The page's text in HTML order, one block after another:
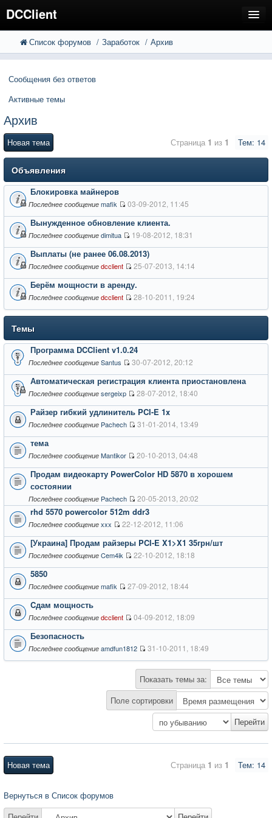
DCClient
FAQ
Расширенный поиск
Список форумов Заработок Архив
Сообщения без ответов
Активные темы
Архив
Новая тема Тем: 14
Страница 1 из 1
Объявления
Блокировка майнеров
Последнее сообщение mafik 03-09-2012, 11:45
Вынужденное обновление клиента.
Последнее сообщение dimitua 19-08-2012, 18:31
Выплаты (не ранее 06.08.2013)
Последнее сообщение dcclient 25-07-2013, 14:14
Берём мощности в аренду.
Последнее сообщение dcclient 28-10-2011, 19:24
Темы
Программа DCClient v1.0.24
Последнее сообщение Santus 30-07-2012, 20:12
Автоматическая регистрация клиента приостановлена
Последнее сообщение sergeixp 28-07-2012, 18:40
Райзер гибкий удлинитель PCI-E 1x
Последнее сообщение Pachech 31-01-2014, 13:49
тема
Последнее сообщение Mantikor 20-10-2013, 04:48
Продам видеокарту PowerColor HD 5870 в хорошем
состоянии
Последнее сообщение Pachech 20-05-2013, 20:02
rhd 5570 powercolor 512m ddr3
Последнее сообщение xxx 22-12-2012, 11:06
[Украина] Продам райзеры PCI-E X1>X1 35грн/шт
Последнее сообщение Cem4ik 22-10-2012, 18:18
5850
Последнее сообщение mafik 27-09-2012, 18:44
Cдам мощность
Последнее сообщение dcclient 04-09-2012, 18:09
Безопасность
Последнее сообщение amdfun1812 31-10-2011, 18:49
Показать темы за:
Поле сортировки
Новая тема Тем: 14
Страница 1 из 1
Вернуться в Список форумов